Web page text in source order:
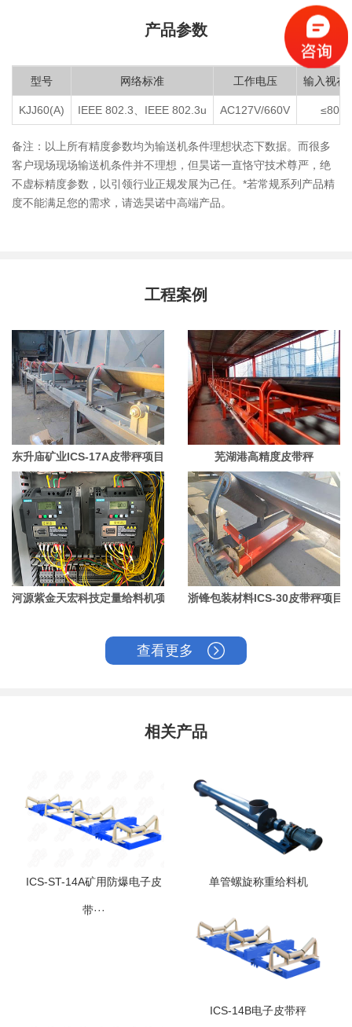
产品参数
型号 网络标准 工作电压 输入视在
KJJ60(A) IEEE 802.3、IEEE 802.3u AC127V/660V ≤80VA
备注：以上所有精度参数均为输送机条件理想状态下数据。而很多
客户现场现场输送机条件并不理想，但昊诺一直恪守技术尊严，绝
不虚标精度参数，以引领行业正规发展为己任。*若常规系列产品精
度不能满足您的需求，请选昊诺中高端产品。
工程案例
东升庙矿业ICS-17A皮带秤项目 芜湖港高精度皮带秤
河源紫金天宏科技定量给料机项目 浙锋包装材料ICS-30皮带秤项目
查看更多
相关产品
ICS-ST-14A矿用防爆电子皮
带···
单管螺旋称重给料机
ICS-14B电子皮带秤